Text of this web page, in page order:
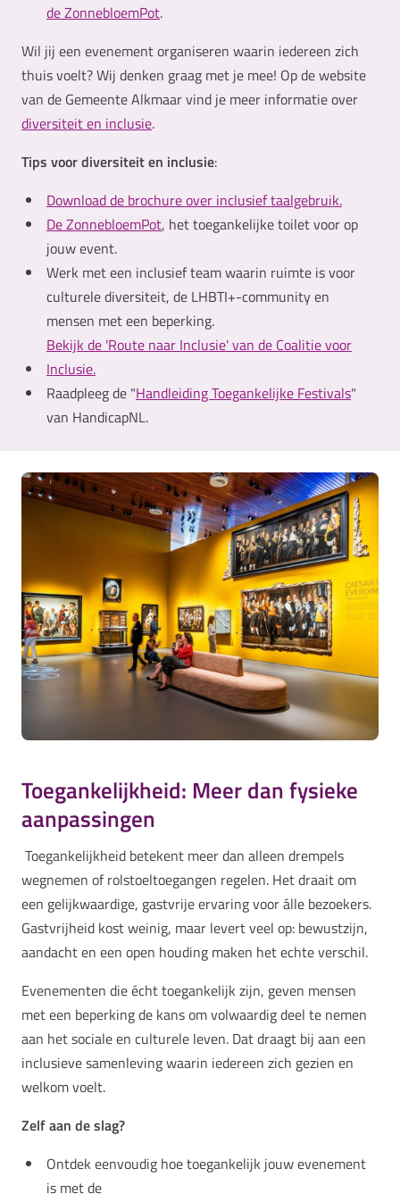
de ZonnebloemPot.
Wil jij een evenement organiseren waarin iedereen zich
thuis voelt? Wij denken graag met je mee! Op de website
van de Gemeente Alkmaar vind je meer informatie over
diversiteit en inclusie.
Tips voor diversiteit en inclusie:
Download de brochure over inclusief taalgebruik.
De ZonnebloemPot, het toegankelijke toilet voor op
jouw event.
Werk met een inclusief team waarin ruimte is voor
culturele diversiteit, de LHBTI+-community en
mensen met een beperking.
Bekijk de 'Route naar Inclusie' van de Coalitie voor
Inclusie.
Raadpleeg de "Handleiding Toegankelijke Festivals"
van HandicapNL.
Toegankelijkheid: Meer dan fysieke
aanpassingen
Toegankelijkheid betekent meer dan alleen drempels
wegnemen of rolstoeltoegangen regelen. Het draait om
een gelijkwaardige, gastvrije ervaring voor álle bezoekers.
Gastvrijheid kost weinig, maar levert veel op: bewustzijn,
aandacht en een open houding maken het echte verschil.
Evenementen die écht toegankelijk zijn, geven mensen
met een beperking de kans om volwaardig deel te nemen
aan het sociale en culturele leven. Dat draagt bij aan een
inclusieve samenleving waarin iedereen zich gezien en
welkom voelt.
Zelf aan de slag?
Ontdek eenvoudig hoe toegankelijk jouw evenement
is met de